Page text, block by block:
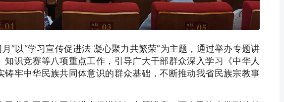
”以“学习宣传促进法 凝心聚力共繁荣”为主题，通过举办专题讲
识竞赛等八项重点工作，引导广大干部群众深入学习《中华人
铸牢中华民族共同体意识的群众基础，不断推动我省民族宗教事